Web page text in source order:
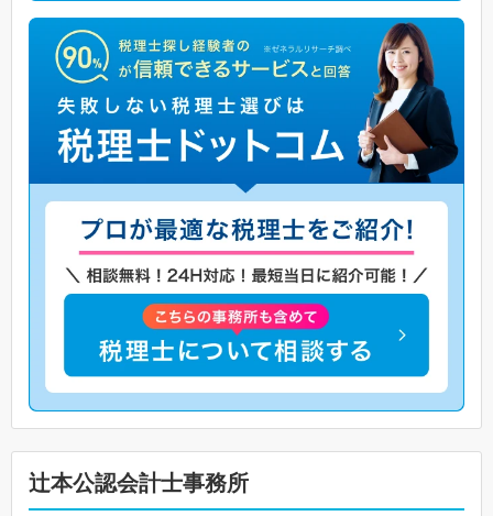
辻本公認会計士事務所